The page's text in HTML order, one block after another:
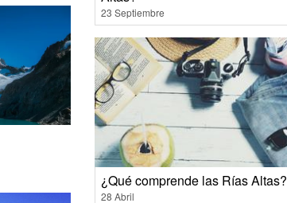
23 Septiembre
¿Qué comprende las Rías Altas?
28 Abril